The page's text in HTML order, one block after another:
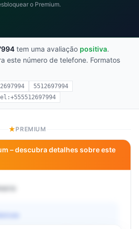
o Premium.
tem uma avaliação positiva.
este número de telefone. Formatos
5512697994
PREMIUM
– descubra detalhes sobre este